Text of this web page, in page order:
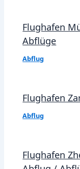
Flughafen
Abflüge
Abflug
Flughafen
Abflug
Flughafen